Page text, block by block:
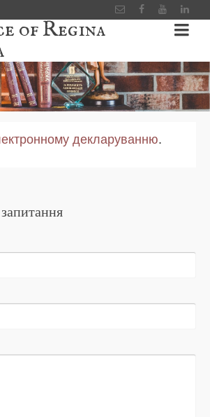
of Regina
декларуванню.